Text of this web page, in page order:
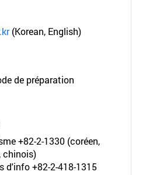
(Korean, English)
de préparation
+82-2-1330 (coréen,
chinois)
d'info +82-2-418-1315